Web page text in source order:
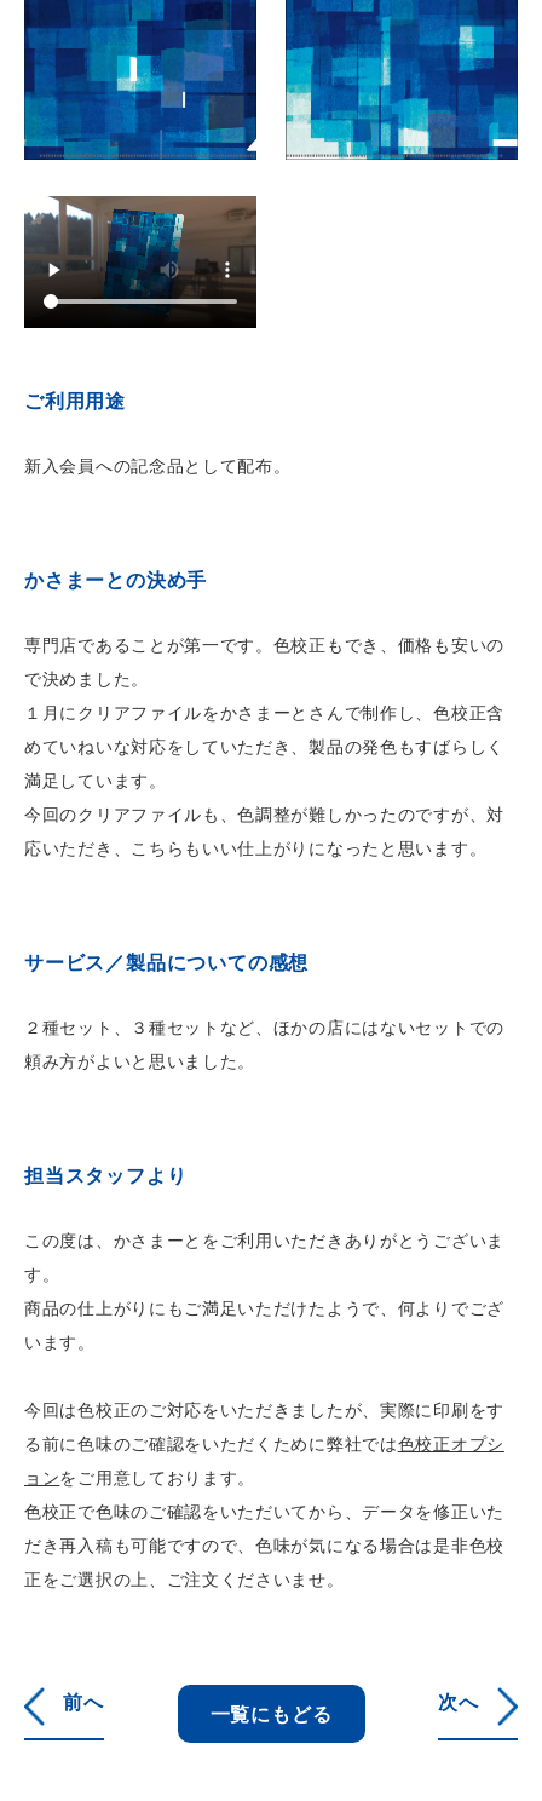
ご利用用途
新入会員への記念品として配布。
かさまーとの決め手
専門店であることが第一です。色校正もでき、価格も安いの
で決めました。
１月にクリアファイルをかさまーとさんで制作し、色校正含
めていねいな対応をしていただき、製品の発色もすばらしく
満足しています。
今回のクリアファイルも、色調整が難しかったのですが、対
応いただき、こちらもいい仕上がりになったと思います。
サービス／製品についての感想
２種セット、３種セットなど、ほかの店にはないセットでの
頼み方がよいと思いました。
担当スタッフより
この度は、かさまーとをご利用いただきありがとうございま
す。
商品の仕上がりにもご満足いただけたようで、何よりでござ
います。
今回は色校正のご対応をいただきましたが、実際に印刷をす
る前に色味のご確認をいただくために弊社では色校正オプシ
ョンをご用意しております。
色校正で色味のご確認をいただいてから、データを修正いた
だき再入稿も可能ですので、色味が気になる場合は是非色校
正をご選択の上、ご注文くださいませ。
前へ 一覧にもどる 次へ